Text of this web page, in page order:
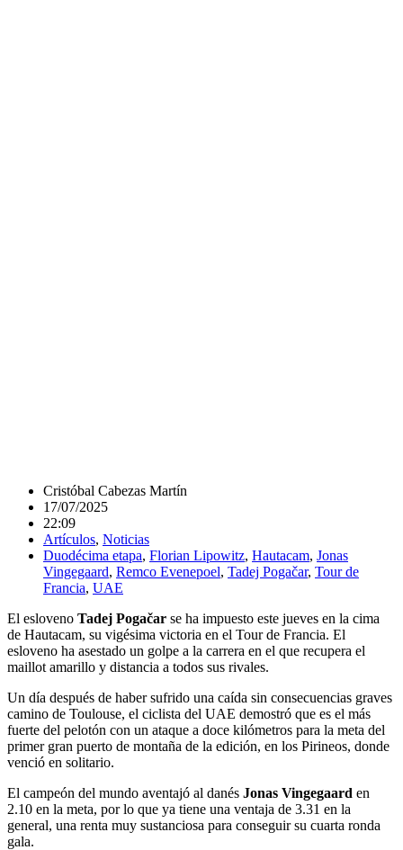
Cristóbal Cabezas Martín
17/07/2025
22:09
Artículos, Noticias
Duodécima etapa, Florian Lipowitz, Hautacam, Jonas
Vingegaard, Remco Evenepoel, Tadej Pogačar, Tour de
Francia, UAE
El esloveno Tadej Pogačar se ha impuesto este jueves en la cima
de Hautacam, su vigésima victoria en el Tour de Francia. El
esloveno ha asestado un golpe a la carrera en el que recupera el
maillot amarillo y distancia a todos sus rivales.
Un día después de haber sufrido una caída sin consecuencias graves
camino de Toulouse, el ciclista del UAE demostró que es el más
fuerte del pelotón con un ataque a doce kilómetros para la meta del
primer gran puerto de montaña de la edición, en los Pirineos, donde
venció en solitario.
El campeón del mundo aventajó al danés Jonas Vingegaard en
2.10 en la meta, por lo que ya tiene una ventaja de 3.31 en la
general, una renta muy sustanciosa para conseguir su cuarta ronda
gala.